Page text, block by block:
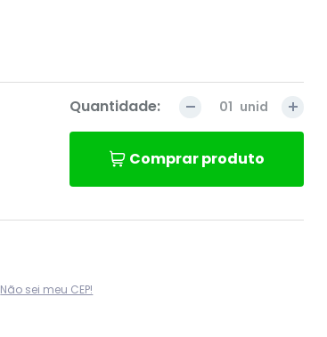
com
Entrar
com
Quantidade: unid
Comprar produto
Não sei meu CEP!